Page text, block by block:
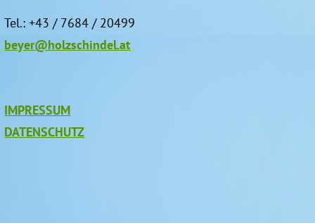
Tel.: +43 / 7684 / 20499
beyer@holzschindel.at
IMPRESSUM
DATENSCHUTZ